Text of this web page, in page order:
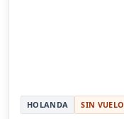
HOLANDA SIN VUELO